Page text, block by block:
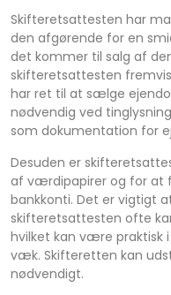
Skifteretsattesten har
den afgørende for en
det kommer til salg af
skifteretsattesten
har ret til at sælge
nødvendig ved
som dokumentation for
Desuden er
af værdipapirer og for at
bankkonti. Det er vigtigt
skifteretsattesten ofte
hvilket kan være
væk. Skifteretten kan
nødvendigt.